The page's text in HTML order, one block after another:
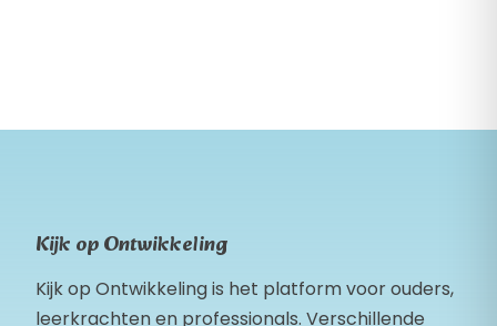
Kijk op Ontwikkeling
Kijk op Ontwikkeling is het platform voor ouders,
leerkrachten en professionals. Verschillende